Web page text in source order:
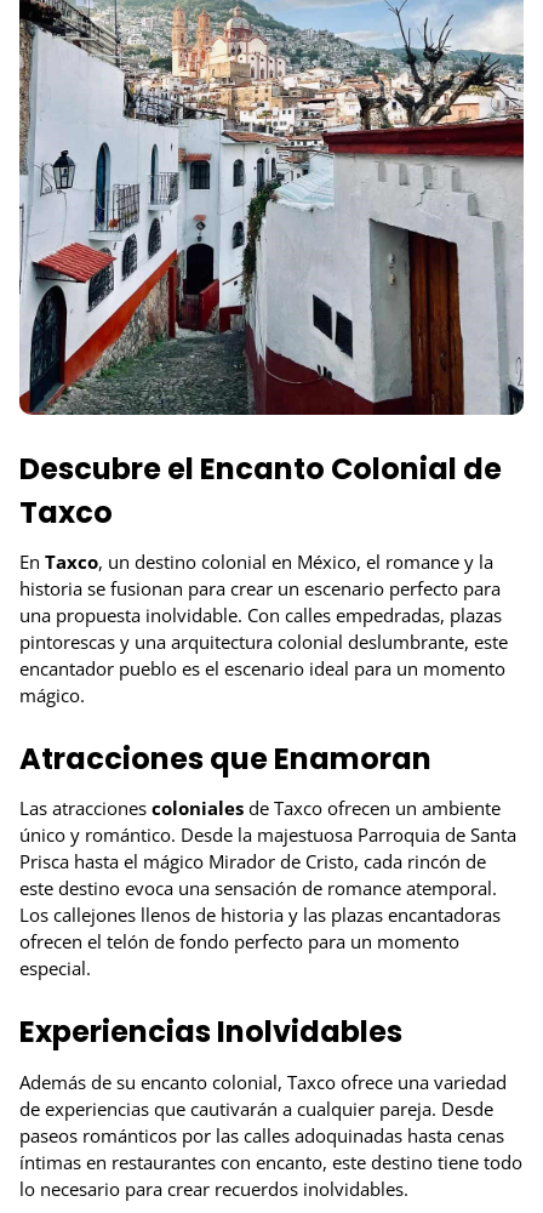
Descubre el Encanto Colonial de
Taxco
En Taxco, un destino colonial en México, el romance y la
historia se fusionan para crear un escenario perfecto para
una propuesta inolvidable. Con calles empedradas, plazas
pintorescas y una arquitectura colonial deslumbrante, este
encantador pueblo es el escenario ideal para un momento
mágico.
Atracciones que Enamoran
Las atracciones coloniales de Taxco ofrecen un ambiente
único y romántico. Desde la majestuosa Parroquia de Santa
Prisca hasta el mágico Mirador de Cristo, cada rincón de
este destino evoca una sensación de romance atemporal.
Los callejones llenos de historia y las plazas encantadoras
ofrecen el telón de fondo perfecto para un momento
especial.
Experiencias Inolvidables
Además de su encanto colonial, Taxco ofrece una variedad
de experiencias que cautivarán a cualquier pareja. Desde
paseos románticos por las calles adoquinadas hasta cenas
íntimas en restaurantes con encanto, este destino tiene todo
lo necesario para crear recuerdos inolvidables.